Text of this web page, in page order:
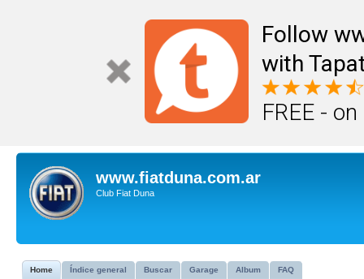
Follow
with
FREE -
www.fiatduna.com.ar
Club Fiat Duna
Home Índice general Buscar Garage Album FAQ